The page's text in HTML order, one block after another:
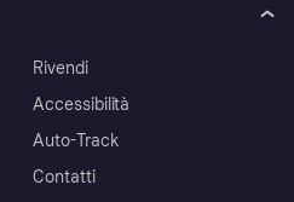
Rivendi
Accessibilità
Auto-Track
Contatti